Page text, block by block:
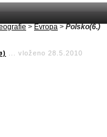
> Evropa > Polsko(6.)
vloženo 28.5.2010